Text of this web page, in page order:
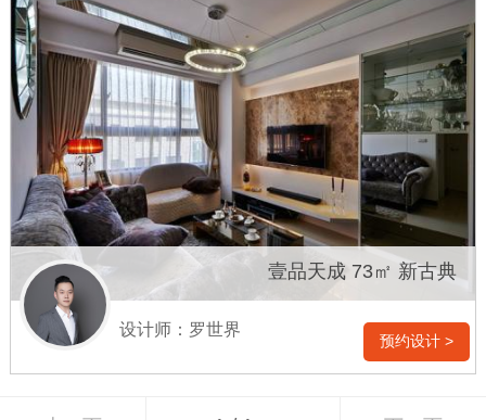
壹品天成 73㎡ 新古典
设计师：罗世界
预约设计 >